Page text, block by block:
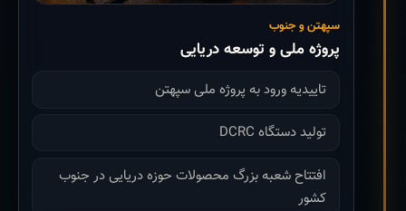
سپهتن و جنوب
پروژه ملی و توسعه دریایی
تاییدیه ورود به پروژه ملی سپهتن
تولید دستگاه DCRC
افتتاح شعبه بزرگ محصولات حوزه دریایی در جنوب
کشور